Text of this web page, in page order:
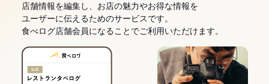
店舗情報を編集し、お店の魅力やお得な情報を
ユーザーに伝えるためのサービスです。
食べログ店舗会員になることでご利用いただけます。